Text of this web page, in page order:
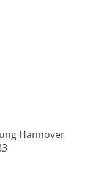
Hannover